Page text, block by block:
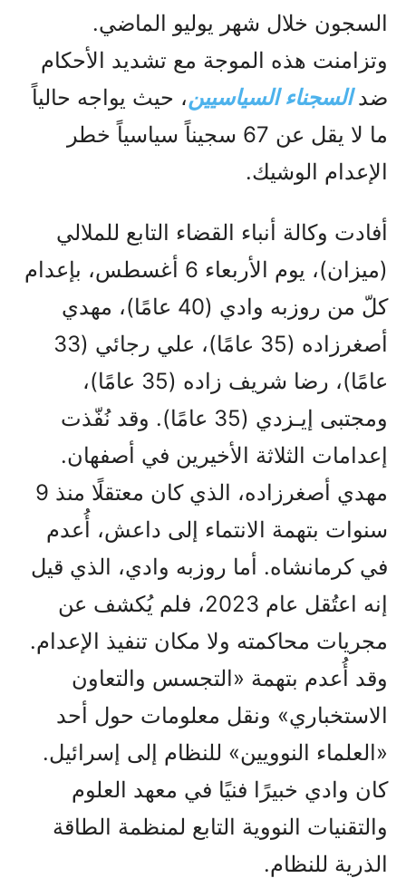
السجون خلال شهر يوليو الماضي.
وتزامنت هذه الموجة مع تشديد الأحكام
ضدالسجناء السياسيين، حيث يواجه حالياً
ما لا يقل عن 67 سجيناً سياسياً خطر
الإعدام الوشيك.
أفادت وكالة أنباء القضاء التابع للملالي
(ميزان)، يوم الأربعاء 6 أغسطس، بإعدام
كلّ من روزبه وادي (40 عامًا)، مهدي
أصغرزاده (35 عامًا)، علي رجائي (33
عامًا)، رضا شريف زاده (35 عامًا)،
ومجتبی إيـزدي (35 عامًا). وقد نُفّذت
إعدامات الثلاثة الأخيرين في أصفهان.
مهدي أصغرزاده، الذي كان معتقلًا منذ 9
سنوات بتهمة الانتماء إلى داعش، أُعدم
في كرمانشاه. أما روزبه وادي، الذي قيل
إنه اعتُقل عام 2023، فلم يُكشف عن
مجريات محاكمته ولا مكان تنفيذ الإعدام.
وقد أُعدم بتهمة «التجسس والتعاون
الاستخباري» ونقل معلومات حول أحد
«العلماء النوويين» للنظام إلى إسرائيل.
كان وادي خبيرًا فنيًا في معهد العلوم
والتقنيات النووية التابع لمنظمة الطاقة
الذرية للنظام.